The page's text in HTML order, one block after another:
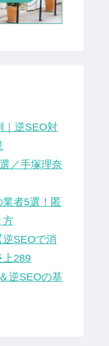
｜逆SEO対
／手塚理奈
者5選！匿
方
SEOで消
上289
逆SEOの基